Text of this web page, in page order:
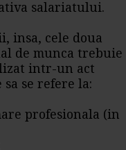
salariatului.
insa, cele doua
de munca trebuie
intr-un act
se refere la:
profesionala (in